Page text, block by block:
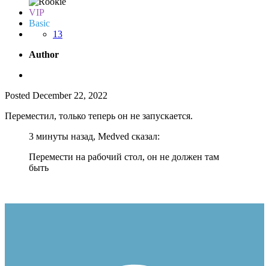
VIP
Basic
13
Author
Posted December 22, 2022
Переместил, только теперь он не запускается.
3 минуты назад, Medved сказал:
Перемести на рабочий стол, он не должен там
быть